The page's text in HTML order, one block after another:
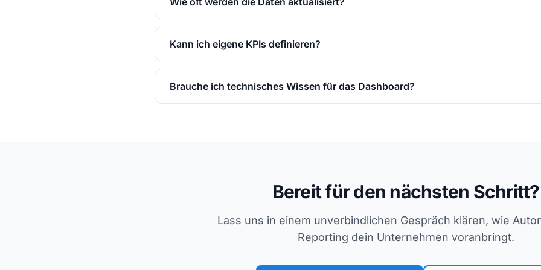
Kann ich eigene KPIs definieren?
Brauche ich technisches Wissen für das Dashboard?
Bereit für den nächsten Schritt?
Lass uns in einem unverbindlichen Gespräch klären, wie
Reporting dein Unternehmen voranbringt.